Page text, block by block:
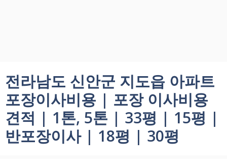
전라남도 신안군 지도읍 아파트
포장이사비용 | 포장 이사비용
견적 | 1톤, 5톤 | 33평 | 15평 |
반포장이사 | 18평 | 30평